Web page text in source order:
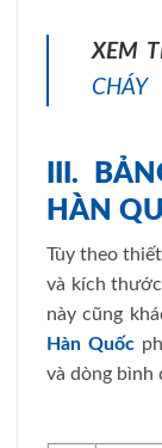
XEM
CHÁY
III.
HÀN
Tùy theo
và kích
này cũng
Hàn Quốc
và dòng bình